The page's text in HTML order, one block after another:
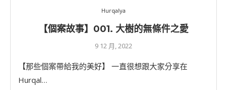
Hurqalya
【個案故事】001. 大樹的無條件之愛
9 12 月, 2022
【那些個案帶給我的美好】 一直很想跟大家分享在
Hurqal…